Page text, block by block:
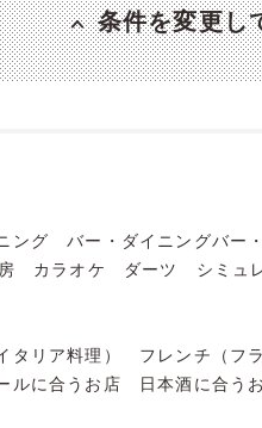
条件を変更し
ング バー・ダイニングバー
カラオケ ダーツ シミュ
タリア料理） フレンチ（フ
ルに合うお店 日本酒に合う